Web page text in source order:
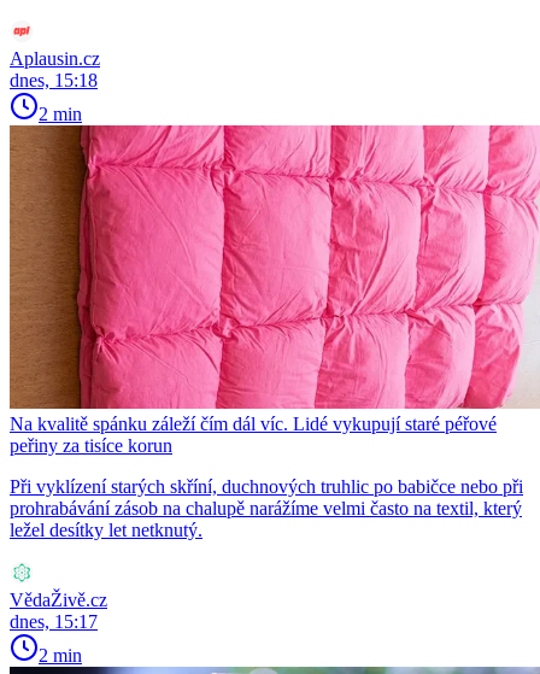
Aplausin.cz
dnes, 15:18
2 min
Na kvalitě spánku záleží čím dál víc. Lidé vykupují staré péřové
peřiny za tisíce korun
Při vyklízení starých skříní, duchnových truhlic po babičce nebo při
prohrabávání zásob na chalupě narážíme velmi často na textil, který
ležel desítky let netknutý.
VědaŽivě.cz
dnes, 15:17
2 min